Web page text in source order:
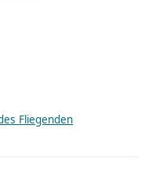
Flie­gen­den